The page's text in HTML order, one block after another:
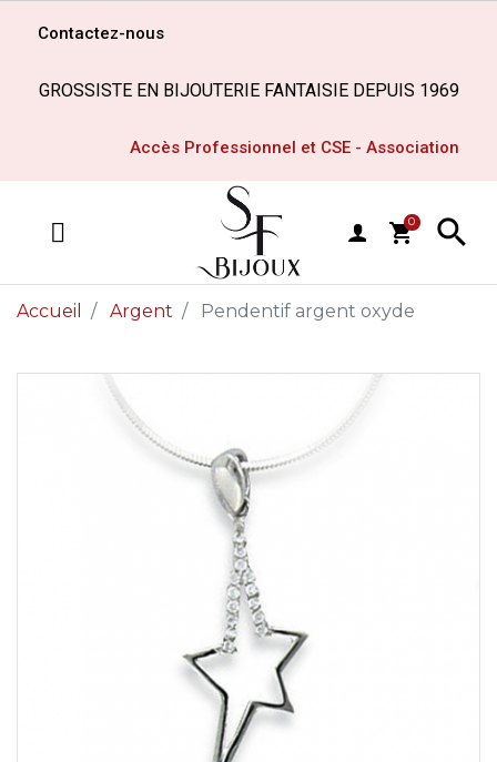
Contactez-nous
GROSSISTE EN BIJOUTERIE FANTAISIE DEPUIS 1969
Accès Professionnel et CSE - Association
shopping_cart
0 
Accueil Argent Pendentif argent oxyde